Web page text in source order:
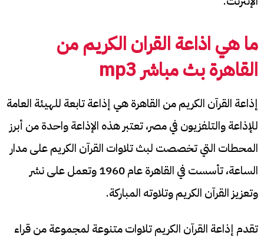
ما هياذاعة القران الكريم من
القاهرة بث مباشرmp3
إذاعة القرآن الكريم من القاهرة هي إذاعة تابعة للهيئة العامة
للإذاعة والتلفزيون في مصر، تعتبر هذه الإذاعة واحدة من أبرز
المحطات التي تخصصت لبث تلاوات القرآن الكريم على مدار
الساعة، تأسست في القاهرة عام 1960 وتعمل على نشر
وتعزيز القرآن الكريم وتلاوته المباركة.
تقدم إذاعة القرآن الكريم تلاوات متنوعة لمجموعة من قراء